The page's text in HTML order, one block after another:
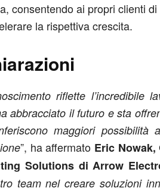
consentendo ai propri clienti
la rispettiva crescita.
riflette l’incredibile
abbracciato il futuro e sta
maggiori
”, ha affermato Eric
Solutions di Arrow
team nel creare soluzioni